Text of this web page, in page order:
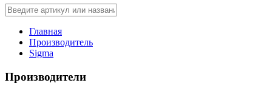
Главная
Производитель
Sigma
Производители